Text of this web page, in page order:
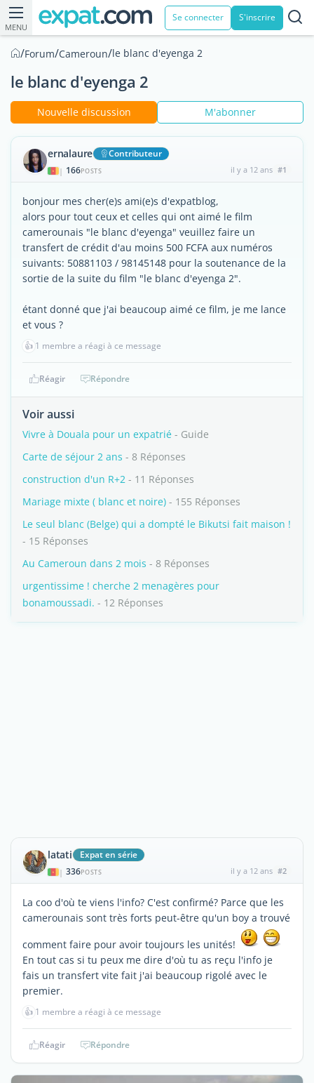
MENU
Se connecter S'inscrire
/Forum/Cameroun/le blanc d'eyenga 2
le blanc d'eyenga 2
Nouvelle discussion M'abonner
ernalaure Contributeur
| 166POSTS il y a 12 ans #1
bonjour mes cher(e)s ami(e)s d'expatblog,
alors pour tout ceux et celles qui ont aimé le film
camerounais "le blanc d'eyenga" veuillez faire un
transfert de crédit d'au moins 500 FCFA aux numéros
suivants: 50881103 / 98145148 pour la soutenance de la
sortie de la suite du film "le blanc d'eyenga 2".
étant donné que j'ai beaucoup aimé ce film, je me lance
et vous ?
👍 1 membre a réagi à ce message
Réagir Répondre
Voir aussi
Vivre à Douala pour un expatrié - Guide
Carte de séjour 2 ans - 8 Réponses
construction d'un R+2 - 11 Réponses
Mariage mixte ( blanc et noire) - 155 Réponses
Le seul blanc (Belge) qui a dompté le Bikutsi fait maison !
- 15 Réponses
Au Cameroun dans 2 mois - 8 Réponses
urgentissime ! cherche 2 menagères pour
bonamoussadi. - 12 Réponses
latati Expat en série
| 336POSTS il y a 12 ans #2
La coo d'où te viens l'info? C'est confirmé? Parce que les
camerounais sont très forts peut-être qu'un boy a trouvé
comment faire pour avoir toujours les unités!
En tout cas si tu peux me dire d'où tu as reçu l'info je
fais un transfert vite fait j'ai beaucoup rigolé avec le
premier.
👍 1 membre a réagi à ce message
Réagir Répondre